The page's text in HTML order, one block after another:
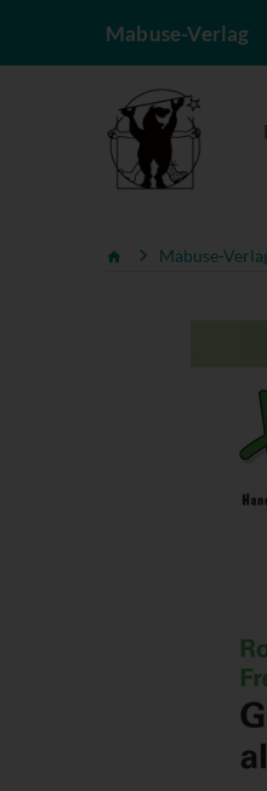
Mabuse-Verlag
Mabuse-